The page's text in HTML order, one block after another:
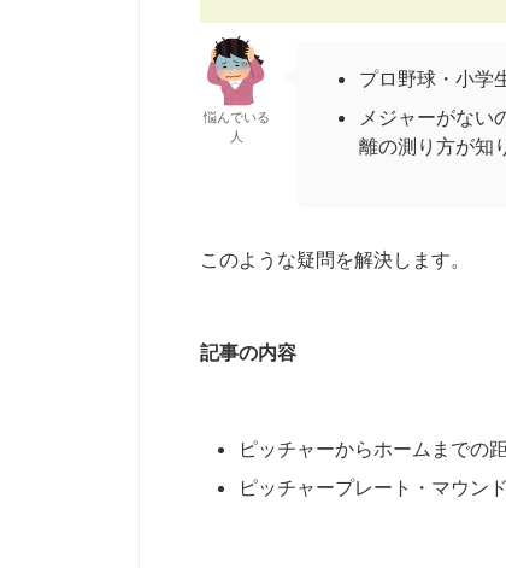
悩んでいる
人
プロ野球・小学
メジャーがない
離の測り方が知
このような疑問を解決します。
記事の内容
ピッチャーからホームまでの
ピッチャープレート・マウン